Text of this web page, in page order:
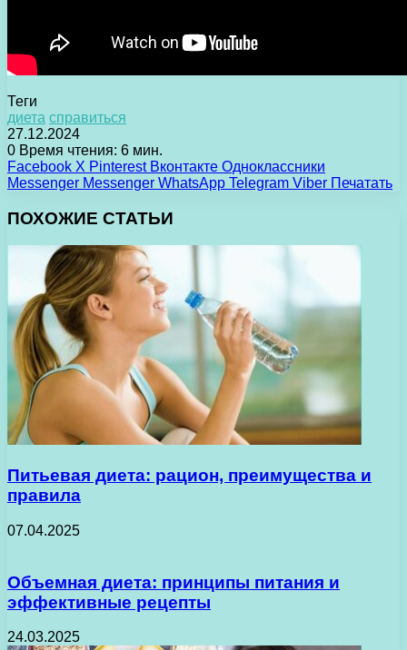
Теги
диета справиться
27.12.2024
0 Время чтения: 6 мин.
Facebook X Pinterest Вконтакте Одноклассники
Messenger Messenger WhatsApp Telegram Viber Печатать
ПОХОЖИЕ СТАТЬИ
Питьевая диета: рацион, преимущества и
правила
07.04.2025
Объемная диета: принципы питания и
эффективные рецепты
24.03.2025